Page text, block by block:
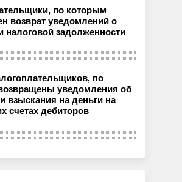
по которым
возврат уведомлений о
налоговой задолженности
по
уведомления об
взыскания на деньги на
счетах дебиторов